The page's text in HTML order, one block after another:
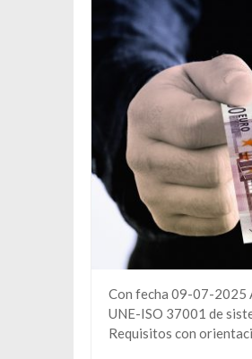
Con fecha 09-07-2025
UNE-ISO 37001 de
Requisitos con